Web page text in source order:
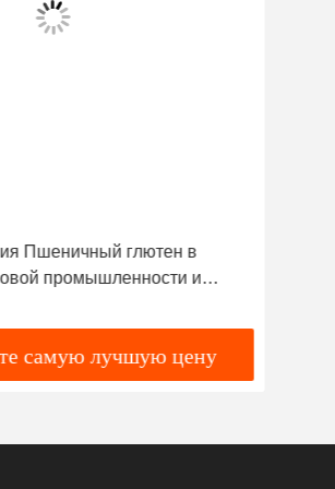
Пшеничный глютен в
промышленности и
самую лучшую цену